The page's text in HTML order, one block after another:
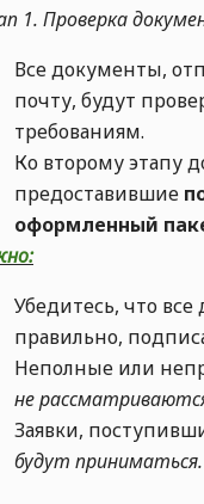
1. Проверка
Все документы,
почту, будут
требованиям.
Ко второму этапу
предоставившие
оформленный
Убедитесь, что
правильно,
Неполные или
не
Заявки,
будут приниматься.